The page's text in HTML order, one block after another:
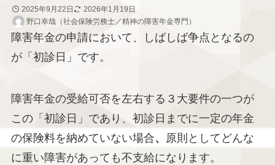
2025年9月22日
2026年1月19日
野口幸哉（社会保険労務士／精神の障害年金専門）
障害年金の申請において、しばしば争点となるの
が「初診日」です。
障害年金の受給可否を左右する３大要件の一つが
この「初診日」であり、初診日までに一定の年金
の保険料を納めていない場合、
原則としてどんな
に重い障害があっても不支給になります。